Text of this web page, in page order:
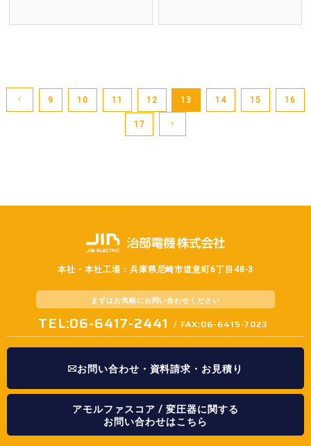
9 10 11 12 13 14 15 16
17
本社・本社工場：兵庫県尼崎市道意町6丁目48-3
まずはお気軽にお問い合わせください
TEL:06-6417-2441 / FAX:06-6415-7023
お問い合わせ・資料請求・お見積り
アモルファスコア / 変圧器に関する
お問い合わせはこちら